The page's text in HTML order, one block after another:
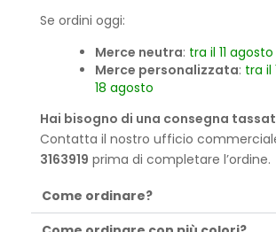
Se ordini oggi:
Merce neutra: tra il 11
Merce personalizzata: tra il
18 agosto
Hai bisogno di una consegna
Contatta il nostro ufficio
3163919 prima di completare l’ordine.
Come ordinare?